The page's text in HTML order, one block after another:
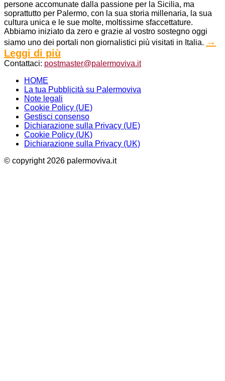
persone accomunate dalla passione per la Sicilia, ma
soprattutto per Palermo, con la sua storia millenaria, la sua
cultura unica e le sue molte, moltissime sfaccettature.
Abbiamo iniziato da zero e grazie al vostro sostegno oggi
siamo uno dei portali non giornalistici più visitati in Italia. →
Leggi di più
Contattaci: postmaster@palermoviva.it
HOME
La tua Pubblicità su Palermoviva
Note legali
Cookie Policy (UE)
Gestisci consenso
Dichiarazione sulla Privacy (UE)
Cookie Policy (UK)
Dichiarazione sulla Privacy (UK)
© copyright 2026 palermoviva.it